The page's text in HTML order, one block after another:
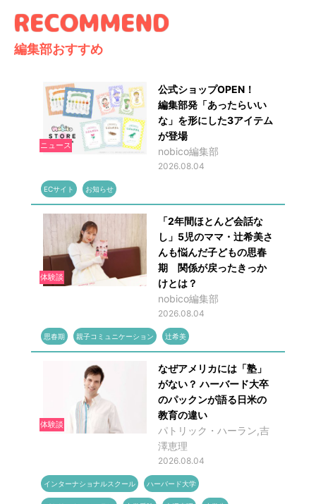
編集部おすすめ
ニュース
公式ショップOPEN！
編集部発「あったらいい
な」を形にした3アイテム
が登場
nobico編集部
2026.08.04
ECサイト お知らせ
体験談
「2年間ほとんど会話な
し」5児のママ・辻希美さ
んも悩んだ子どもの思春
期 関係が戻ったきっか
けとは？
nobico編集部
2026.08.04
思春期 親子コミュニケーション 辻希美
体験談
なぜアメリカには「塾」
がない？ ハーバード大卒
のパックンが語る日米の
教育の違い
パトリック・ハーラン,吉
澤恵理
2026.08.04
インターナショナルスクール ハーバード大学